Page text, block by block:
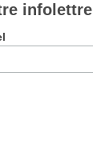
infolettre